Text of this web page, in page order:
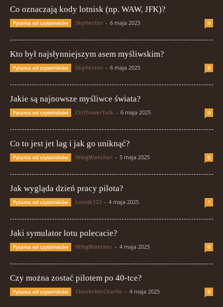
Co oznaczają kody lotnisk (np. WAW, JFK)?
Pytania od czytelników SkyVector - 6 maja 2025 0
Kto był najsłynniejszym asem myśliwskim?
Pytania od czytelników SkyVector - 6 maja 2025 0
Jakie są najnowsze myśliwce świata?
Pytania od czytelników CtrlTowerTalk - 6 maja 2025 0
Co to jest jet lag i jak go uniknąć?
Pytania od czytelników WingWatcher - 5 maja 2025 0
Jak wygląda dzień pracy pilota?
Pytania od czytelników Lotnik123 - 4 maja 2025 1
Jaki symulator lotu polecacie?
Pytania od czytelników WingWatcher - 4 maja 2025 0
Czy można zostać pilotem po 40-tce?
Pytania od czytelników CheckrideCharlie - 4 maja 2025 0